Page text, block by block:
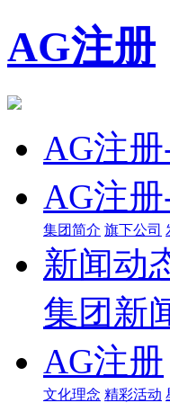
AG注册
AG注册
AG注册
集团简介 旗下公司
新闻动
集团新
AG注册
文化理念 精彩活动